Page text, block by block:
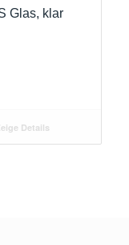
Glas, klar
Details